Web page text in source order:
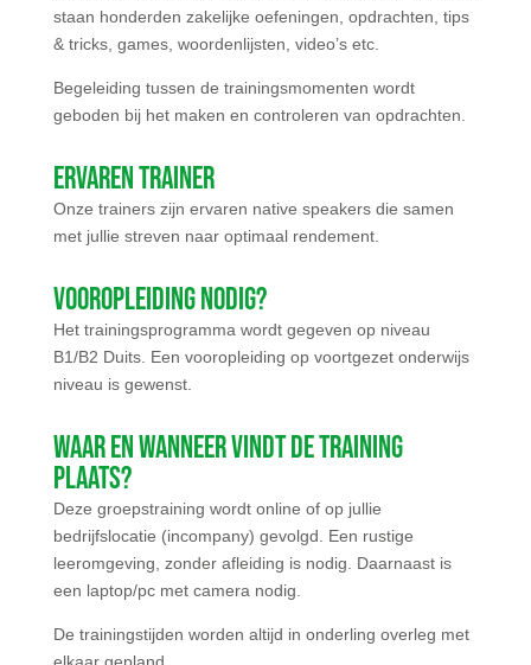
staan honderden zakelijke oefeningen, opdrachten, tips
& tricks, games, woordenlijsten, video’s etc.
Begeleiding tussen de trainingsmomenten wordt
geboden bij het maken en controleren van opdrachten.
Ervaren trainer
Onze trainers zijn ervaren native speakers die samen
met jullie streven naar optimaal rendement.
Vooropleiding nodig?
Het trainingsprogramma wordt gegeven op niveau
B1/B2 Duits. Een vooropleiding op voortgezet onderwijs
niveau is gewenst.
Waar en wanneer vindt de training
plaats?
Deze groepstraining wordt online of op jullie
bedrijfslocatie (incompany) gevolgd. Een rustige
leeromgeving, zonder afleiding is nodig. Daarnaast is
een laptop/pc met camera nodig.
De trainingstijden worden altijd in onderling overleg met